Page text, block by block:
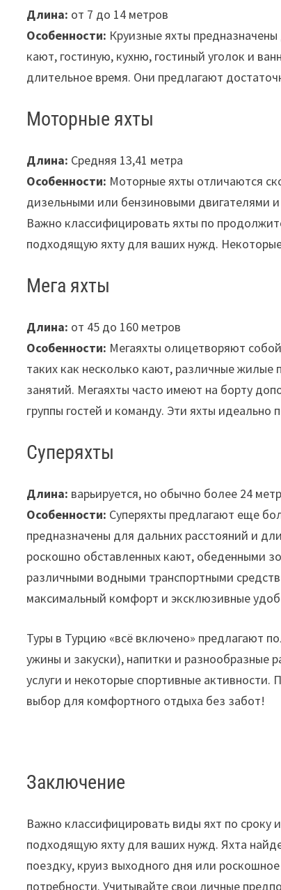
Длина: от 7 до 14 метров
Особенности: Круизные яхты
кают, гостиную, кухню, гостиный уголок и
длительное время. Они предлагают
Моторные яхты
Длина: Средняя 13,41 метра
Особенности: Моторные яхты отличаются
дизельными или бензиновыми двигателями
Важно классифицировать яхты по
подходящую яхту для ваших нужд.
Мега яхты
Длина: от 45 до 160 метров
Особенности: Мегаяхты олицетворяют
таких как несколько кают, различные
занятий. Мегаяхты часто имеют на борту
группы гостей и команду. Эти яхты
Суперяхты
Длина: варьируется, но обычно более 24
Особенности: Суперяхты предлагают еще
предназначены для дальних расстояний и
роскошно обставленных кают, обеденными
различными водными транспортными
максимальный комфорт и эксклюзивные
Туры в Турцию «всё включено» предлагают
ужины и закуски), напитки и разнообразные
услуги и некоторые спортивные
выбор для комфортного отдыха без забот!
Заключение
Важно классифицировать виды яхт по сроку
подходящую яхту для ваших нужд. Яхта
поездку, круиз выходного дня или
потребности. Учитывайте свои личные